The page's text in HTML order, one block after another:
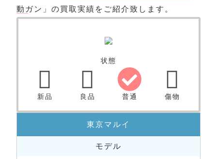
動ガン 」の買取実績をご紹介致します。
状態
新品 良品 普通 傷物
東京マルイ
モデル